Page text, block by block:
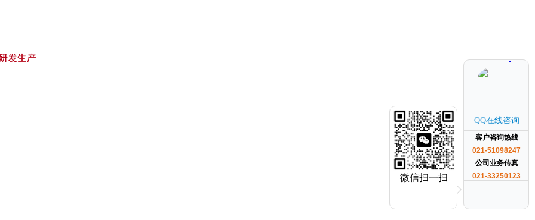
QQ在线咨询
客户咨询热线
021-51098247
公司业务传真
021-33250123
微信扫一扫